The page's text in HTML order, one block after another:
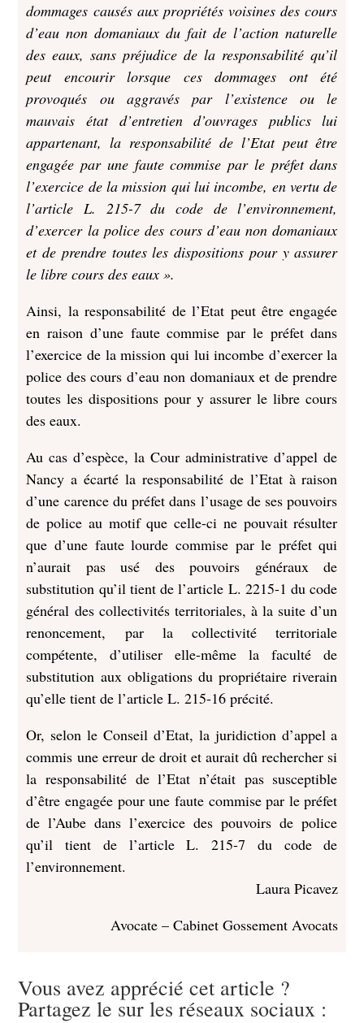
dommages causés aux propriétés voisines des cours
d’eau non domaniaux du fait de l’action naturelle
des eaux, sans préjudice de la responsabilité qu’il
peut encourir lorsque ces dommages ont été
provoqués ou aggravés par l’existence ou le
mauvais état d’entretien d’ouvrages publics lui
appartenant, la responsabilité de l’Etat peut être
engagée par une faute commise par le préfet dans
l’exercice de la mission qui lui incombe, en vertu de
l’article L. 215-7 du code de l’environnement,
d’exercer la police des cours d’eau non domaniaux
et de prendre toutes les dispositions pour y assurer
le libre cours des eaux ».
Ainsi, la responsabilité de l’Etat peut être engagée
en raison d’une faute commise par le préfet dans
l’exercice de la mission qui lui incombe d’exercer la
police des cours d’eau non domaniaux et de prendre
toutes les dispositions pour y assurer le libre cours
des eaux.
Au cas d’espèce, la Cour administrative d’appel de
Nancy a écarté la responsabilité de l’Etat à raison
d’une carence du préfet dans l’usage de ses pouvoirs
de police au motif que celle-ci ne pouvait résulter
que d’une faute lourde commise par le préfet qui
n’aurait pas usé des pouvoirs généraux de
substitution qu’il tient de l’article L. 2215-1 du code
général des collectivités territoriales, à la suite d’un
renoncement, par la collectivité territoriale
compétente, d’utiliser elle-même la faculté de
substitution aux obligations du propriétaire riverain
qu’elle tient de l’article L. 215-16 précité.
Or, selon le Conseil d’Etat, la juridiction d’appel a
commis une erreur de droit et aurait dû rechercher si
la responsabilité de l’Etat n’était pas susceptible
d’être engagée pour une faute commise par le préfet
de l’Aube dans l’exercice des pouvoirs de police
qu’il tient de l’article L. 215-7 du code de
l’environnement.
Laura Picavez
Avocate – Cabinet Gossement Avocats
Vous avez apprécié cet article ?
Partagez le sur les réseaux sociaux :